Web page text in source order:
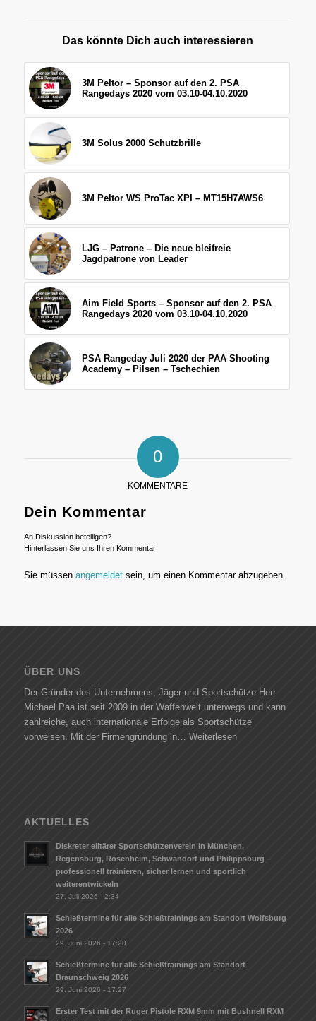
Das könnte Dich auch interessieren
3M Peltor – Sponsor auf den 2. PSA
Rangedays 2020 vom 03.10-04.10.2020
3M Solus 2000 Schutzbrille
3M Peltor WS ProTac XPI – MT15H7AWS6
LJG – Patrone – Die neue bleifreie
Jagdpatrone von Leader
Aim Field Sports – Sponsor auf den 2. PSA
Rangedays 2020 vom 03.10-04.10.2020
PSA Rangeday Juli 2020 der PAA Shooting
Academy – Pilsen – Tschechien
0
KOMMENTARE
Dein Kommentar
An Diskussion beteiligen?
Hinterlassen Sie uns Ihren Kommentar!
Sie müssen angemeldetsein, um einen Kommentar abzugeben.
ÜBER UNS
Der Gründer des Unternehmens, Jäger und Sportschütze Herr
Michael Paa ist seit 2009 in der Waffenwelt unterwegs und kann
zahlreiche, auch internationale Erfolge als Sportschütze
vorweisen. Mit der Firmengründung in… Weiterlesen
AKTUELLES
Diskreter elitärer Sportschützenverein in München,
Regensburg, Rosenheim, Schwandorf und Philippsburg –
professionell trainieren, sicher lernen und sportlich
weiterentwickeln
27. Juli 2026 - 2:34
Schießtermine für alle Schießtrainings am Standort Wolfsburg
2026
29. Juni 2026 - 17:28
Schießtermine für alle Schießtrainings am Standort
Braunschweig 2026
29. Juni 2026 - 17:27
Erster Test mit der Ruger Pistole RXM 9mm mit Bushnell RXM